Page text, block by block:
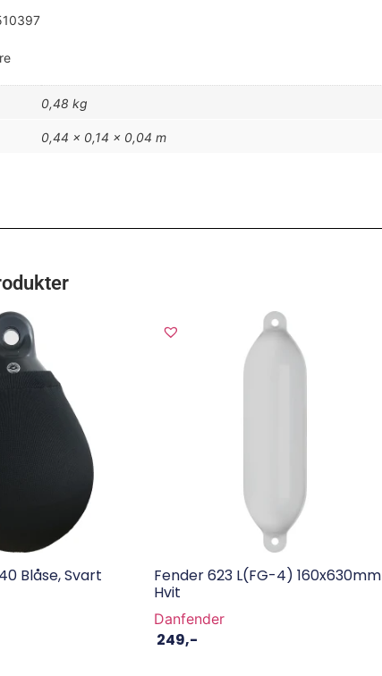
0,48 kg
0,44 × 0,14 × 0,04 m
Blåse, Svart
Fender 623 L(FG-4) 160x630mm
Hvit
Danfender
249,-